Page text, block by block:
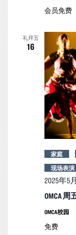
会员免费
礼拜五
16
OMCA
2025年5
家庭
现场表演
OMCA校园
免费